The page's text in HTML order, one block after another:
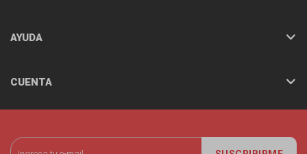
AYUDA
CUENTA